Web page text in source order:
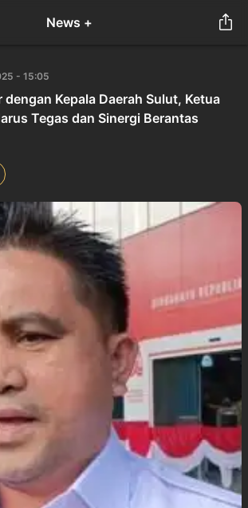
News +
- 15:05
dengan Kepala Daerah Sulut, Ketua
Tegas dan Sinergi Berantas